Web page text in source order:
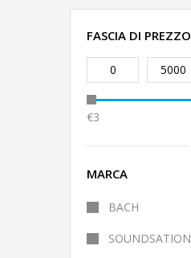
FASCIA DI PREZZO
0 5000
€3
MARCA
BACH
SOUNDSATION